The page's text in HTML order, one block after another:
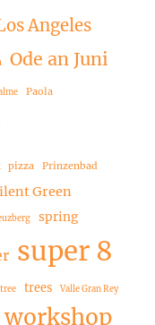
Angeles
Ode an Juni
Paola
pizza Prinzenbad
Green
spring
super 8
tree trees Valle Gran Rey
workshop